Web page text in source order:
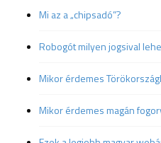
Mi az a „chipsadó”?
Robogót milyen jogsival
Mikor érdemes
Mikor érdemes magán